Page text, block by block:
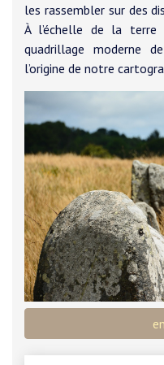
les rassembler sur des
À l’échelle de la terre
quadrillage moderne
l’origine de notre